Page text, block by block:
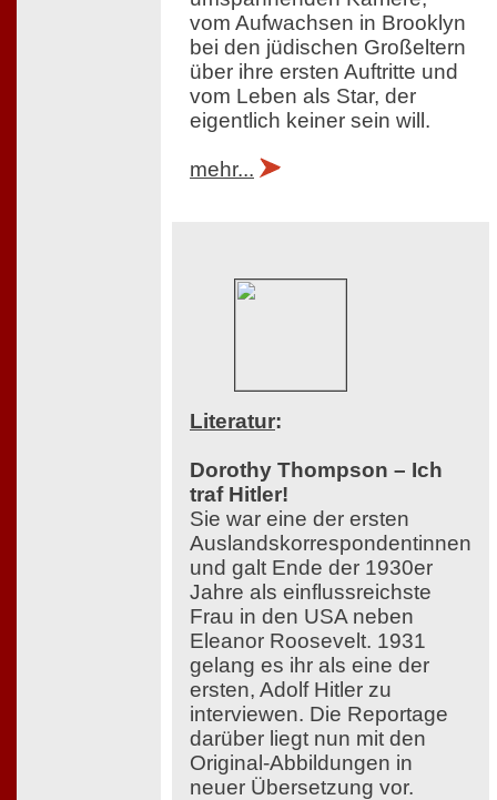
vom Aufwachsen in Brooklyn
bei den jüdischen Großeltern
über ihre ersten Auftritte und
vom Leben als Star, der
eigentlich keiner sein will.
mehr...
Literatur:
Dorothy Thompson – Ich
traf Hitler!
Sie war eine der ersten
Auslandskorrespondentinnen
und galt Ende der 1930er
Jahre als einflussreichste
Frau in den USA neben
Eleanor Roosevelt. 1931
gelang es ihr als eine der
ersten, Adolf Hitler zu
interviewen. Die Reportage
darüber liegt nun mit den
Original-Abbildungen in
neuer Übersetzung vor.